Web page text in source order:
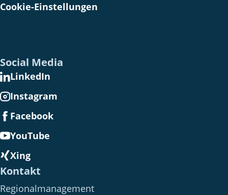
Cookie-Einstellungen
Social Media
LinkedIn
Instagram
Facebook
YouTube
Xing
Kontakt
Regionalmanagement